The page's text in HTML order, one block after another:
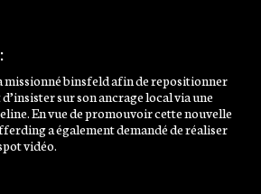
binsfeld afin de repositionner
sur son ancrage local via une
En vue de promouvoir cette nouvelle
a également demandé de réaliser
vidéo.